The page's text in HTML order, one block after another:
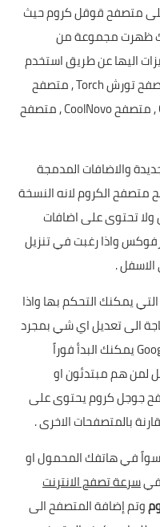
متصفح قوقل كروم حيث
ظهرت مجموعة من
اليها عن طريق استخدم
تورش
Torch , متصفح
اوبرا Opera , متصفح Comodo Dragon , متصفح CoolNovo , متصفح
والاضافات المدمجة
متصفح الكروم لانه النسخة
تحتوى على اضافات
واذا رغبت في تنزيل
.
يمكنك التحكم بها واذا
الى تعديل اي شي بمجرد
الانتهاء من تثبيت متصفح Google chrome يمكنك البدأ فوراً
لمن هم مبتدئون او
جوجل كروم يحتوى على
بالمتصفحات الاخرى .
في هاتفك المحمول او
فيسرعة تصفح الانترنت
وتم إضافة المتصفح الى